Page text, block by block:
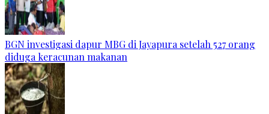
BGN investigasi dapur MBG di Jayapura setelah 527 orang
diduga keracunan makanan